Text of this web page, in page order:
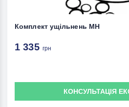
Комплект ущільнень MH
1 335 грн
КОНСУЛЬТАЦІЯ